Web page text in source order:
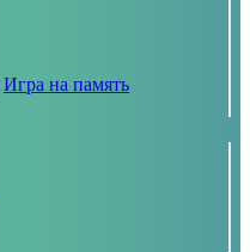
Игра на память